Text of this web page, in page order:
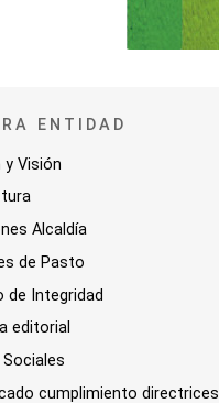
ENTIDAD
y Visión
Alcaldía
de Pasto
de Integridad
editorial
Sociales
cumplimiento